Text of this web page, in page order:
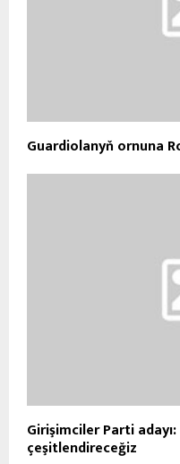
Guardiolanyň ornuna
Girişimciler Parti
çeşitlendireceğiz